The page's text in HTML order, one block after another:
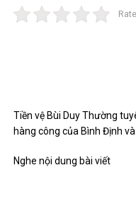
Tiền vệ Bùi Duy Thường
hàng công của Bình Định
Nghe nội dung bài viết